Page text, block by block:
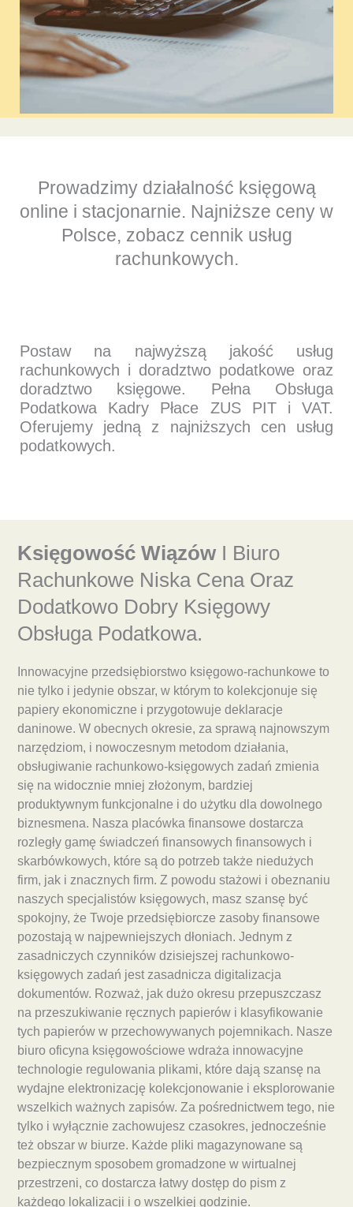
Prowadzimy działalność księgową
online i stacjonarnie. Najniższe ceny w
Polsce, zobacz cennik usług
rachunkowych.
Postaw na najwyższą jakość usług
rachunkowych i doradztwo podatkowe oraz
doradztwo księgowe. Pełna Obsługa
Podatkowa Kadry Płace ZUS PIT i VAT.
Oferujemy jedną z najniższych cen usług
podatkowych.
Księgowość Wiązów I Biuro
Rachunkowe Niska Cena Oraz
Dodatkowo Dobry Księgowy
Obsługa Podatkowa.
Innowacyjne przedsiębiorstwo księgowo-rachunkowe to
nie tylko i jedynie obszar, w którym to kolekcjonuje się
papiery ekonomiczne i przygotowuje deklaracje
daninowe. W obecnych okresie, za sprawą najnowszym
narzędziom, i nowoczesnym metodom działania,
obsługiwanie rachunkowo-księgowych zadań zmienia
się na widocznie mniej złożonym, bardziej
produktywnym funkcjonalne i do użytku dla dowolnego
biznesmena. Nasza placówka finansowe dostarcza
rozległy gamę świadczeń finansowych finansowych i
skarbówkowych, które są do potrzeb także niedużych
firm, jak i znacznych firm. Z powodu stażowi i obeznaniu
naszych specjalistów księgowych, masz szansę być
spokojny, że Twoje przedsiębiorcze zasoby finansowe
pozostają w najpewniejszych dłoniach. Jednym z
zasadniczych czynników dzisiejszej rachunkowo-
księgowych zadań jest zasadnicza digitalizacja
dokumentów. Rozważ, jak dużo okresu przepuszczasz
na przeszukiwanie ręcznych papierów i klasyfikowanie
tych papierów w przechowywanych pojemnikach. Nasze
biuro oficyna księgowościowe wdraża innowacyjne
technologie regulowania plikami, które dają szansę na
wydajne elektronizację kolekcjonowanie i eksplorowanie
wszelkich ważnych zapisów. Za pośrednictwem tego, nie
tylko i wyłącznie zachowujesz czasokres, jednocześnie
też obszar w biurze. Każde pliki magazynowane są
bezpiecznym sposobem gromadzone w wirtualnej
przestrzeni, co dostarcza łatwy dostęp do pism z
każdego lokalizacji i o wszelkiej godzinie.